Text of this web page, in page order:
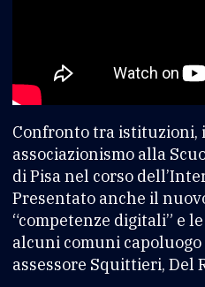
Confronto tra istituzioni,
associazionismo alla
di Pisa nel corso
Presentato anche il
“competenze digitali” e
alcuni comuni capoluogo
assessore Squittieri, Del